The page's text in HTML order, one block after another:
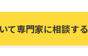
て専門家に相談する